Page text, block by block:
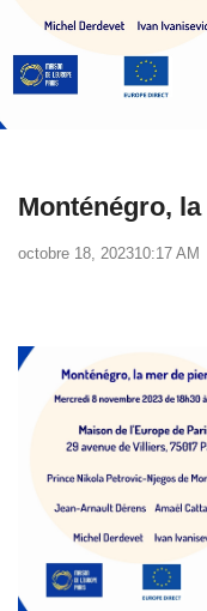
Monténégro,
octobre 18, 202310:17 AM